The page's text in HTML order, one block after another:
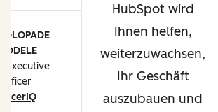
OLOPADE
Executive
Officer
HubSpot wird
Ihnen helfen,
weiterzuwachsen,
Ihr Geschäft
auszubauen und